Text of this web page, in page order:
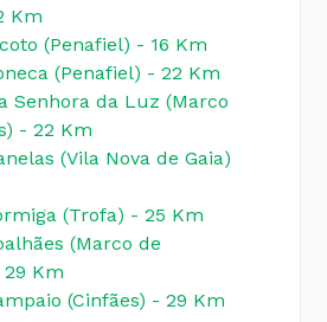
Km
(Penafiel) - 16 Km
(Penafiel) - 22 Km
Senhora da Luz (Marco
- 22 Km
(Vila Nova de Gaia)
(Trofa) - 25 Km
(Marco de
29 Km
(Cinfães) - 29 Km